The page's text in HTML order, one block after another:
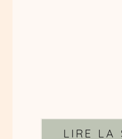
LIRE LA